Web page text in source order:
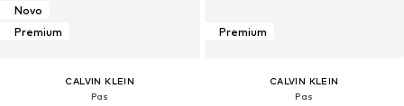
Novo
Premium
CALVIN KLEIN
Pas
Premium
CALVIN KLEIN
Pas